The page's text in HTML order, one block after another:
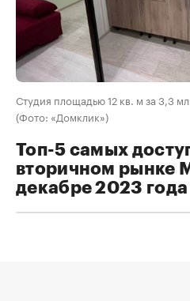
Студия площадью 12 кв. м за 3,3
(Фото: «Домклик»)
Топ-5 самых
вторичном рынке
декабре 2023 года